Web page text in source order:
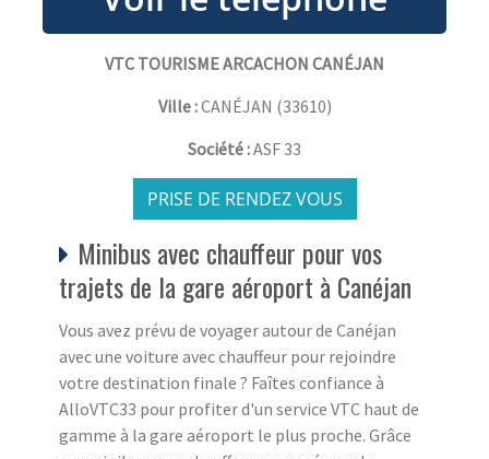
VTC TOURISME ARCACHON CANÉJAN
Ville :CANÉJAN (33610)
Société :ASF 33
PRISE DE RENDEZ VOUS
Minibus avec chauffeur pour vos
trajets de la gare aéroport à Canéjan
Vous avez prévu de voyager autour de Canéjan
avec une voiture avec chauffeur pour rejoindre
votre destination finale ? Faîtes confiance à
AlloVTC33 pour profiter d'un service VTC haut de
gamme à la gare aéroport le plus proche. Grâce